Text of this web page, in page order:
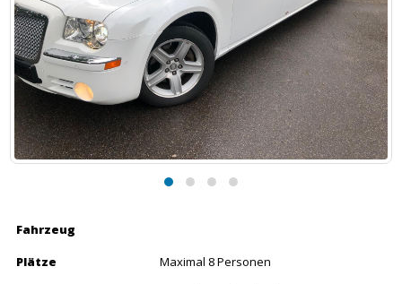
Fahrzeug
Plätze
Maximal 8 Personen